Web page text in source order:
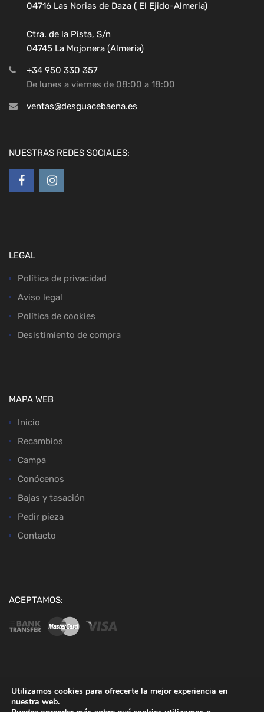
04716 Las Norias de Daza ( El Ejido-Almeria)
Ctra. de la Pista, S/n
04745 La Mojonera (Almeria)
+34 950 330 357
De lunes a viernes de 08:00 a 18:00
ventas@desguacebaena.es
NUESTRAS REDES SOCIALES:
LEGAL
Política de privacidad
Aviso legal
Política de cookies
Desistimiento de compra
MAPA WEB
Inicio
Recambios
Campa
Conócenos
Bajas y tasación
Pedir pieza
Contacto
ACEPTAMOS:
Utilizamos cookies para ofrecerte la mejor experiencia en
nuestra web.